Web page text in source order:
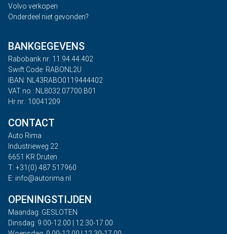
Volvo verkopen
Onderdeel niet gevonden?
BANKGEGEVENS
Rabobank nr: 11.94.44.402
Swift Code: RABONL2U
IBAN: NL43RABO0119444402
VAT no.: NL8032.07700.B01
Hr nr.: 10041209
CONTACT
Auto Rima
Industrieweg 22
6651 KR Druten
T: +31(0) 487 517960
E: info@autorima.nl
OPENINGSTIJDEN
Maandag: GESLOTEN
Dinsdag: 9.00-12.00 | 12.30-17.00